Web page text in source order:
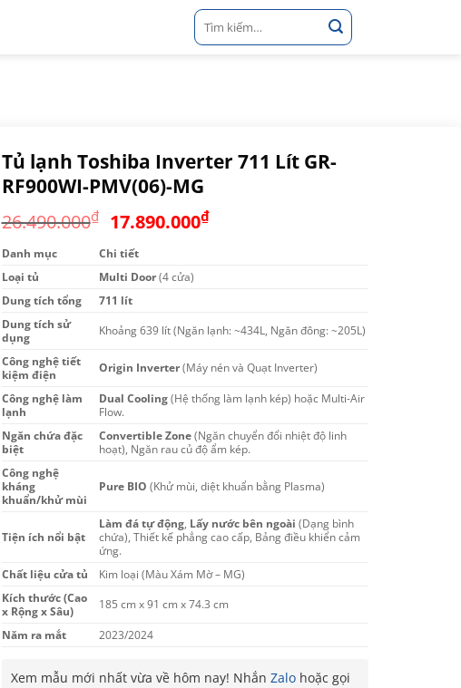
Tìm
kiếm:
Tủ lạnh Toshiba Inverter 711 Lít GR-
RF900WI-PMV(06)-MG
26.490.000₫ Giá
gốc
là:
26.490.000₫.
17.890.000₫Giá
Danh mục
Chi tiết
Loại tủ
Multi Door(4 cửa)
Dung tích tổng
711 lít
Dung tích sử
dụng
Khoảng 639 lít (Ngăn lạnh: ~434L, Ngăn đông: ~205L)
Công nghệ tiết
kiệm điện
Origin Inverter(Máy nén và Quạt Inverter)
Công nghệ làm
lạnh
Dual Cooling(Hệ thống làm lạnh kép) hoặc Multi-Air
Flow.
Ngăn chứa đặc
biệt
Convertible Zone(Ngăn chuyển đổi nhiệt độ linh
hoạt), Ngăn rau củ độ ẩm kép.
Công nghệ
kháng
khuẩn/khử mùi
Pure BIO (Khử mùi, diệt khuẩn bằng Plasma)
Tiện ích nổi bật
Làm đá tự động Lấy nước bên ngoài (Dạng bình
chứa), Thiết kế phẳng cao cấp, Bảng điều khiển cảm
ứng.
Chất liệu cửa tủ
Kim loại (Màu Xám Mờ – MG)
Kích thước (Cao
x Rộng x Sâu)
185 cm x 91 cm x 74.3 cm
Năm ra mắt 2023/2024
Xem mẫu mới nhất vừa về hôm nay! Nhắn Zalohoặc gọi